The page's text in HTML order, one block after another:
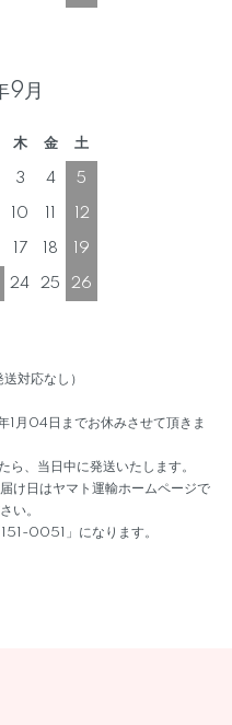
月
木 金 土
3 4 5
10 12
17 18 19
24 25 26
対応なし）
04日までお休みさせて頂きま
ら、当日中に発送いたします。
け日はヤマト運輸ホームページで
い。
0051」になります。